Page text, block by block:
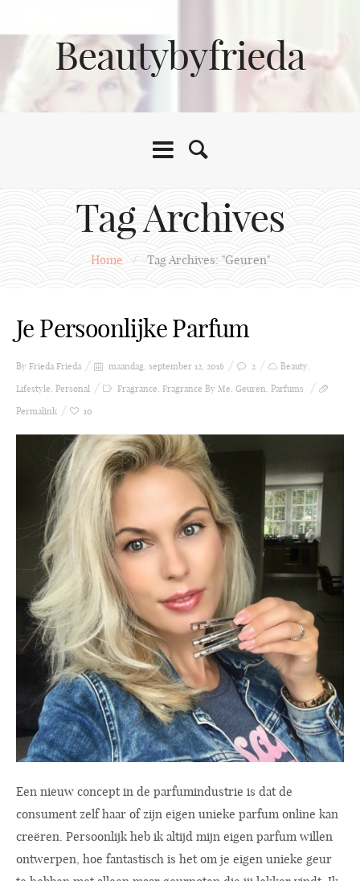
Beautybyfrieda
Tag Archives
Home / Tag Archives: "Geuren"
Je Persoonlijke Parfum
By Frieda Frieda maandag, september 12, 2016 2 Beauty,
Lifestyle, Personal Fragrance, Fragrance By Me, Geuren, Parfums
Permalink
10
Een nieuw concept in de parfumindustrie is dat de
consument zelf haar of zijn eigen unieke parfum online kan
creëren. Persoonlijk heb ik altijd mijn eigen parfum willen
ontwerpen, hoe fantastisch is het om je eigen unieke geur